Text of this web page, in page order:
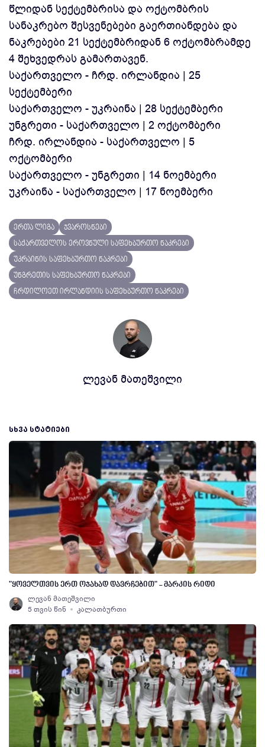
წლიდან სექტემბრისა და ოქტომბრის
სანაკრებო შესვენებები გაერთიანდება და
ნაკრებები 21 სექტემბრიდან 6 ოქტომბრამდე
4 შეხვედრას გამართავენ.
საქართველო - ჩრდ. ირლანდია | 25
სექტემბერი
საქართველო - უკრაინა | 28 სექტემბერი
უნგრეთი - საქართველო | 2 ოქტომბერი
ჩრდ. ირლანდია - საქართველო | 5
ოქტომბერი
საქართველო - უნგრეთი | 14 ნოემბერი
უკრაინა - საქართველო | 17 ნოემბერი
ერთა ლიგა
ჯვაროსნები
საქართველოს ეროვნული საფეხბურთო ნაკრები
უკრაინის საფეხბურთო ნაკრები
უნგრეთის საფეხბურთო ნაკრები
ჩრდილოეთ ირლანდიის საფეხბურთო ნაკრები
ლევან მათეშვილი
ᲡᲮᲕᲐ ᲡᲢᲐᲢᲘᲔᲑᲘ
"ყოველთვის ერთ ოჯახად დავრჩებით" - მარკის რიდი
ლევან მათეშვილი
5 თვის წინ
კალათბურთი